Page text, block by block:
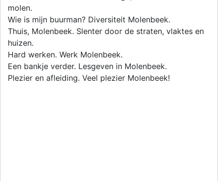
molen.
Wie is mijn buurman? Diversiteit Molenbeek.
Thuis, Molenbeek. Slenter door de straten, vlaktes en
huizen.
Hard werken. Werk Molenbeek.
Een bankje verder. Lesgeven in Molenbeek.
Plezier en afleiding. Veel plezier Molenbeek!